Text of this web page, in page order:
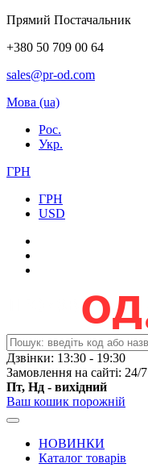
Прямий Постачальник
+380 50 709 00 64
sales@pr-od.com
Мова (ua)
Рос.
Укр.
ГРН
ГРН
USD
Дзвінки: 13:30 - 19:30
Замовлення на сайті: 24/7
Пт, Нд - вихідний
Ваш кошик порожній
НОВИНКИ
Каталог товарів